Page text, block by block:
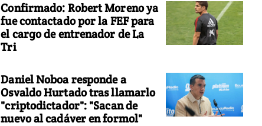
Confirmado: Robert Moreno ya
fue contactado por la FEF para
el cargo de entrenador de La
Tri
Daniel Noboa responde a
Osvaldo Hurtado tras llamarlo
"criptodictador": "Sacan de
nuevo al cadáver en formol"